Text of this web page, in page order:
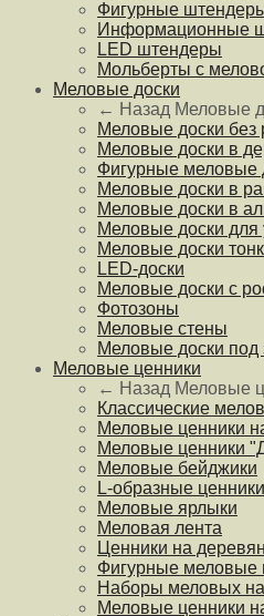
Фигурные
Информационные
LED штендеры
Мольберты с
Меловые доски
← Назад Меловые
Меловые доски без
Меловые доски в
Фигурные меловые
Меловые доски в
Меловые доски в
Меловые доски для
Меловые доски
LED-доски
Меловые доски с
Фотозоны
Меловые стены
Меловые доски под
Меловые ценники
← Назад Меловые
Классические
Меловые ценники
Меловые ценники
Меловые бейджики
L-образные ценники
Меловые ярлыки
Меловая лента
Ценники на
Фигурные меловые
Наборы меловых
Меловые ценники